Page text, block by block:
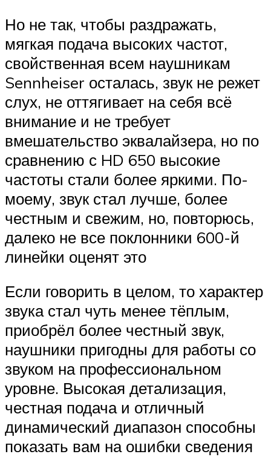
Но не так, чтобы раздражать,
мягкая подача высоких частот,
свойственная всем наушникам
Sennheiser осталась, звук не режет
слух, не оттягивает на себя всё
внимание и не требует
вмешательство эквалайзера, но по
сравнению с HD 650 высокие
частоты стали более яркими. По-
моему, звук стал лучше, более
честным и свежим, но, повторюсь,
далеко не все поклонники 600-й
линейки оценят это
Если говорить в целом, то характер
звука стал чуть менее тёплым,
приобрёл более честный звук,
наушники пригодны для работы со
звуком на профессиональном
уровне. Высокая детализация,
честная подача и отличный
динамический диапазон способны
показать вам на ошибки сведения